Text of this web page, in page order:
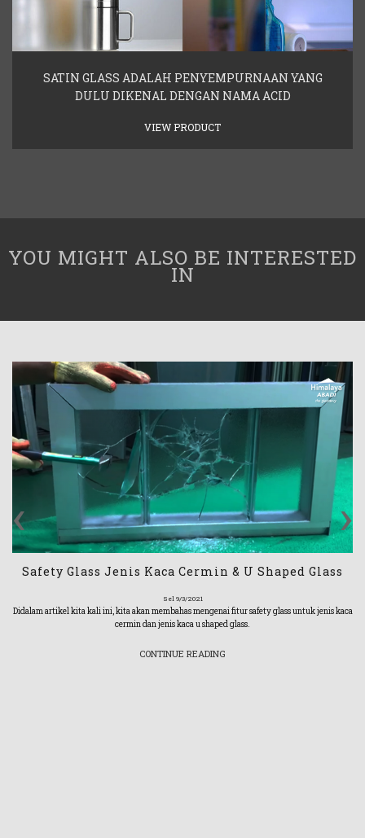
SATIN GLASS ADALAH PENYEMPURNAAN YANG
DULU DIKENAL DENGAN NAMA ACID
VIEW PRODUCT
YOU MIGHT ALSO BE INTERESTED
IN
Safety Glass Jenis Kaca Cermin & U Shaped Glass
Sel 9/3/2021
Didalam artikel kita kali ini, kita akan membahas mengenai fitur safety glass untuk jenis kaca
cermin dan jenis kaca u shaped glass.
CONTINUE READING
‹ ›